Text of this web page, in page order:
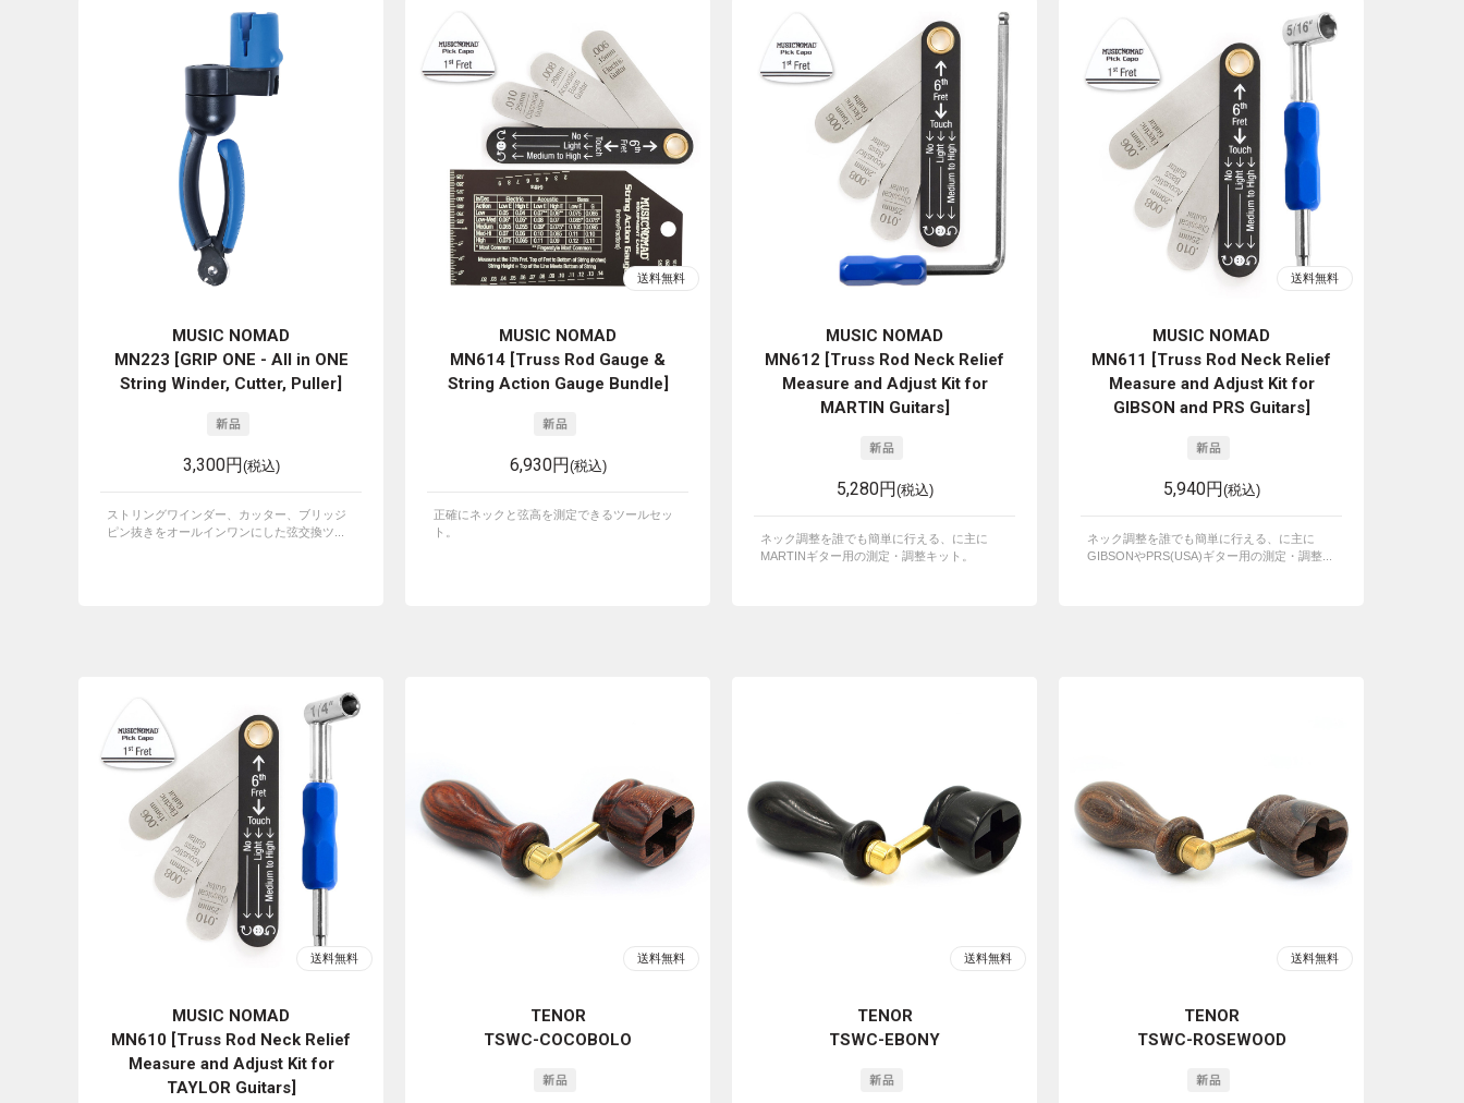
MUSIC NOMAD
MN223 [GRIP ONE - All in ONE
String Winder, Cutter, Puller]
3,300円(税込)
ストリングワインダー、カッター、ブリッジ
ピン抜きをオールインワンにした弦交換ツ...
MUSIC NOMAD
MN614 [Truss Rod Gauge &
String Action Gauge Bundle]
6,930円(税込)
正確にネックと弦高を測定できるツールセッ
ト。
MUSIC NOMAD
MN612 [Truss Rod Neck Relief
Measure and Adjust Kit for
MARTIN Guitars]
5,280円(税込)
ネック調整を誰でも簡単に行える、に主に
MARTINギター用の測定・調整キット。
MUSIC NOMAD
MN611 [Truss Rod Neck Relief
Measure and Adjust Kit for
GIBSON and PRS Guitars]
5,940円(税込)
ネック調整を誰でも簡単に行える、に主に
GIBSONやPRS(USA)ギター用の測定・調整...
MUSIC NOMAD
MN610 [Truss Rod Neck Relief
Measure and Adjust Kit for
TAYLOR Guitars]
TENOR
TSWC-COCOBOLO
TENOR
TSWC-EBONY
TENOR
TSWC-ROSEWOOD